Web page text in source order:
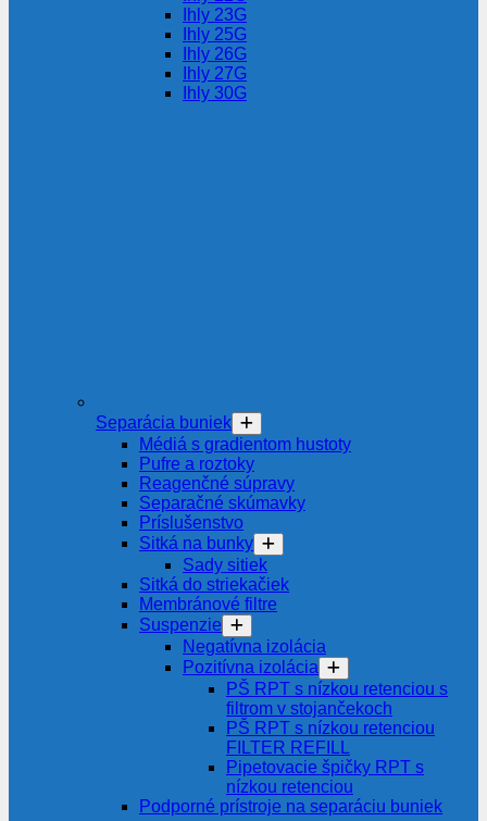
Ihly 23G
Ihly 25G
Ihly 26G
Ihly 27G
Ihly 30G
Separácia buniek
Médiá s gradientom hustoty
Pufre a roztoky
Reagenčné súpravy
Separačné skúmavky
Príslušenstvo
Sitká na bunky
Sady sitiek
Sitká do striekačiek
Membránové filtre
Suspenzie
Negatívna izolácia
Pozitívna izolácia
PŠ RPT s nízkou retenciou s
filtrom v stojančekoch
PŠ RPT s nízkou retenciou
FILTER REFILL
Pipetovacie špičky RPT s
nízkou retenciou
Podporné prístroje na separáciu buniek